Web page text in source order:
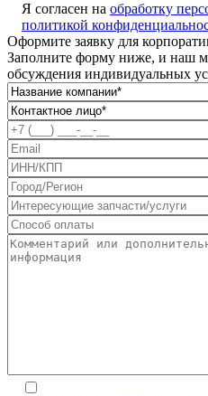
Я согласен на обработку
политикой
Оформите заявку для
Заполните форму ниже, и наш
обсуждения индивидуальных